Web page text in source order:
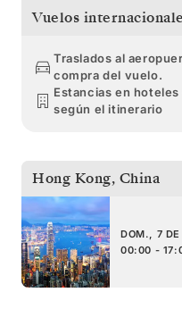
Vuelos
Traslados al
compra del vuelo.
Estancias en
según el itinerario
Hong Kong, China
DOM., 7 DE
00:00 -